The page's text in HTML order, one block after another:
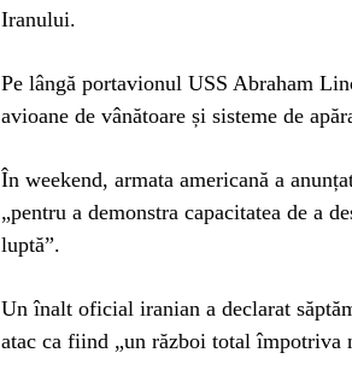
Iranului.
Pe lângă portavionul USS Abraham
avioane de vânătoare și sisteme de
În weekend, armata americană a
„pentru a demonstra capacitatea de a
luptă”.
Un înalt oficial iranian a declarat
atac ca fiind „un război total împotriva